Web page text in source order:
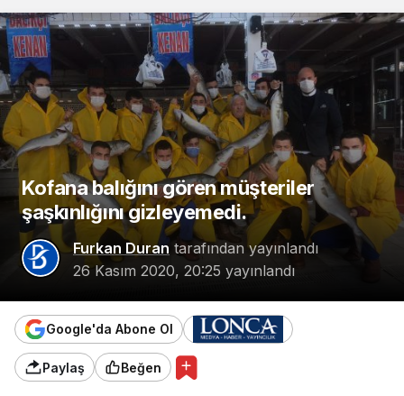
Kofana balığını gören müşteriler
şaşkınlığını gizleyemedi.
Furkan Duran tarafından yayınlandı
26 Kasım 2020, 20:25 yayınlandı
Google'da Abone Ol
Paylaş Beğen